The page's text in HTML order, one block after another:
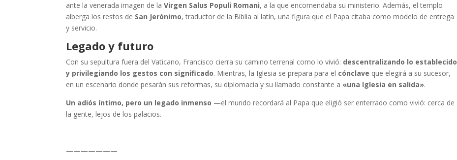
ante la venerada imagen de laVirgen Salus Populi Romani, a la que encomendaba su ministerio. Además, el templo
alberga los restos de San Jerónimo, traductor de la Biblia al latín, una figura que el Papa citaba como modelo de entrega
y servicio.
Legado y futuro
Con su sepultura fuera del Vaticano, Francisco cierra su camino terrenal como lo vivió: descentralizando lo establecido
y privilegiando los gestos con significado. Mientras, la Iglesia se prepara para el cónclave que elegirá a su sucesor,
en un escenario donde pesarán sus reformas, su diplomacia y su llamado constante a «una Iglesia en salida».
Un adiós íntimo, pero un legado inmenso —el mundo recordará al Papa que eligió ser enterrado como vivió: cerca de
la gente, lejos de los palacios.
———————